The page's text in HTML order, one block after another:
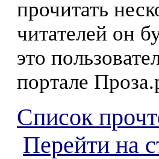
прочитать
читателей он
это
портале
Список
Перейти на